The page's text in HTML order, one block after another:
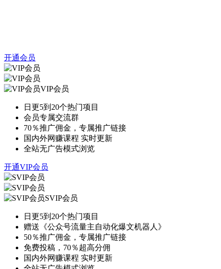
开通会员
VIP会员
日更5到20个热门项目
会员专属交流群
70％推广佣金，专属推广链接
国内外网赚课程 实时更新
全站无广告模式浏览
开通VIP会员
SVIP会员
日更5到20个热门项目
赠送《公众号流量主自动化爆文机器人》
50％推广佣金，专属推广链接
免费投稿，70％超高分佣
国内外网赚课程 实时更新